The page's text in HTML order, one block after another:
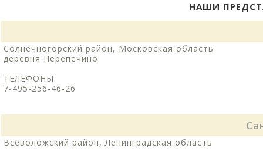
НАШИ
Солнечногорский район, Московская область
деревня Перепечино
ТЕЛЕФОНЫ:
7-495-256-46-26
Всеволожский район, Ленинградская область